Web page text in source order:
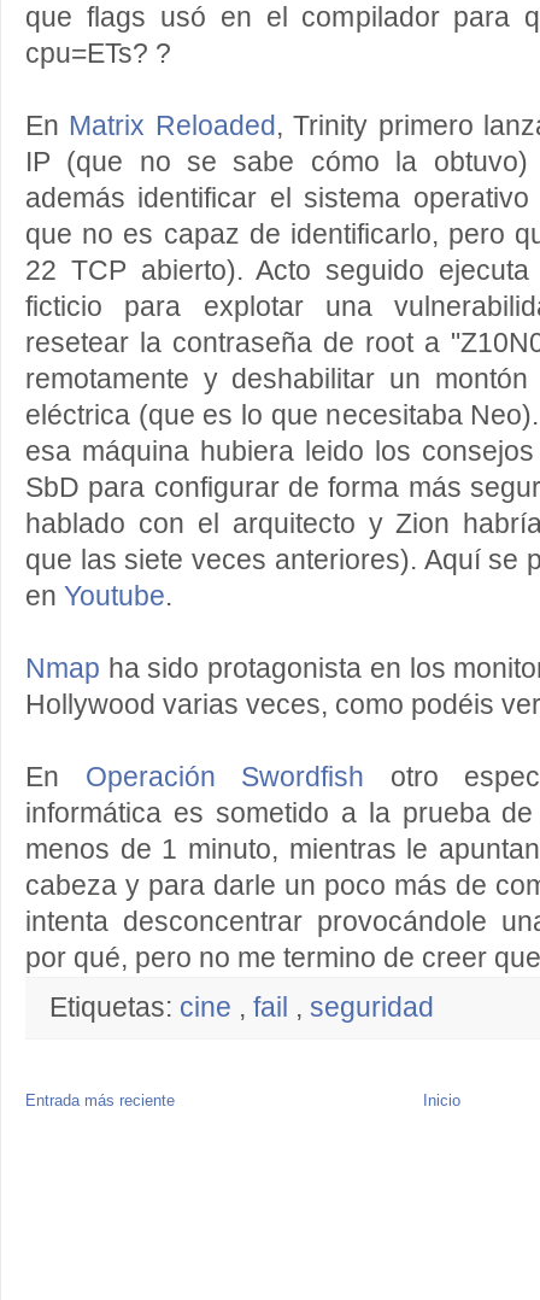
que flags usó en el compilador para
cpu=ETs? ?
En Matrix Reloaded , Trinity primero
IP (que no se sabe cómo la obtuvo)
además identificar el sistema
que no es capaz de identificarlo, pero
22 TCP abierto). Acto seguido ejecuta
ficticio para explotar una
resetear la contraseña de root a
remotamente y deshabilitar un
eléctrica (que es lo que necesitaba
esa máquina hubiera leido los
SbD para configurar de forma más
hablado con el arquitecto y Zion
que las siete veces anteriores). Aquí se
en Youtube.
Nmap ha sido protagonista en los
Hollywood varias veces, como podéis
En Operación Swordfish otro
informática es sometido a la prueba
menos de 1 minuto, mientras le
cabeza y para darle un poco más de
intenta desconcentrar provocándole
por qué, pero no me termino de creer
Etiquetas: cine , fail , seguridad
Entrada más reciente Inicio